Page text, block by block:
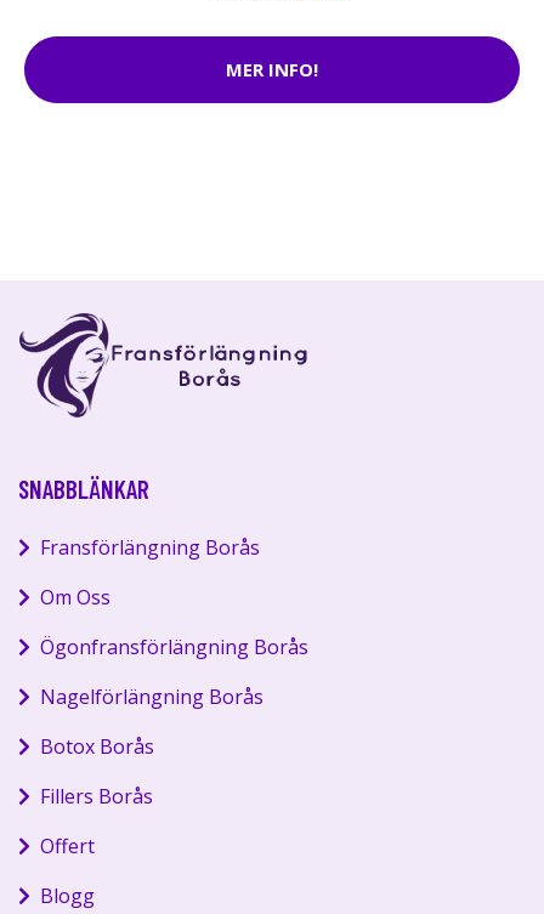
MER INFO!
SNABBLÄNKAR
Fransförlängning Borås
Om Oss
Ögonfransförlängning Borås
Nagelförlängning Borås
Botox Borås
Fillers Borås
Offert
Blogg